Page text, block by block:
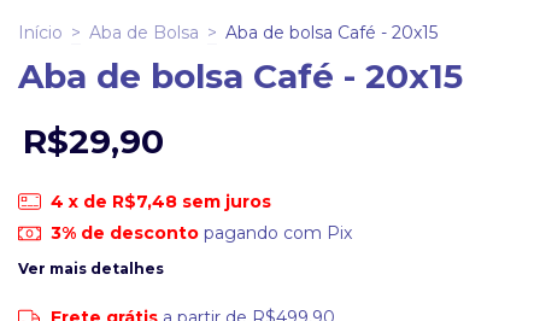
Início > Aba de Bolsa > Aba de bolsa Café - 20x15
Aba de bolsa Café - 20x15
R$29,90
4 x de R$7,48 sem juros
3% de descontopagando com Pix
Ver mais detalhes